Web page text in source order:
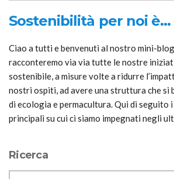
Sostenibilità per noi è…
Ciao a tutti e benvenuti al nostro mini-
racconteremo via via tutte le nostre
sostenibile, a misure volte a ridurre
nostri ospiti, ad avere una struttura che si
di ecologia e permacultura. Qui di seguito
principali su cui ci siamo impegnati negli
Ricerca